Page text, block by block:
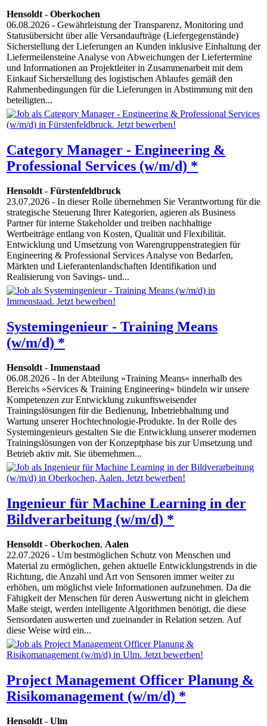
Hensoldt- Oberkochen
06.08.2026 - Gewährleistung der Transparenz, Monitoring und
Statusübersicht über alle Versandaufträge (Liefergegenstände)
Sicherstellung der Lieferungen an Kunden inklusive Einhaltung der
Liefermeilensteine Analyse von Abweichungen der Liefertermine
und Informationen an Projektleiter in Zusammenarbeit mit dem
Einkauf Sicherstellung des logistischen Ablaufes gemäß den
Rahmenbedingungen für die Lieferungen in Abstimmung mit den
beteiligten...
Category Manager - Engineering &
Professional Services (w/m/d) *
Hensoldt- Fürstenfeldbruck
23.07.2026 - In dieser Rolle übernehmen Sie Verantwortung für die
strategische Steuerung Ihrer Kategorien, agieren als Business
Partner für interne Stakeholder und treiben nachhaltige
Wertbeiträge entlang von Kosten, Qualität und Flexibilität.
Entwicklung und Umsetzung von Warengruppenstrategien für
Engineering & Professional Services Analyse von Bedarfen,
Märkten und Lieferantenlandschaften Identifikation und
Realisierung von Savings- und...
Systemingenieur - Training Means
(w/m/d) *
Hensoldt- Immenstaad
06.08.2026 - In der Abteilung »Training Means« innerhalb des
Bereichs »Services & Training Engineering« bündeln wir unsere
Kompetenzen zur Entwicklung zukunftsweisender
Trainingslösungen für die Bedienung, Inbetriebhaltung und
Wartung unserer Hochtechnologie-Produkte. In der Rolle des
Systemingenieurs gestalten Sie die Entwicklung unserer modernen
Trainingslösungen von der Konzeptphase bis zur Umsetzung und
Betrieb aktiv mit. Sie übernehmen...
Ingenieur für Machine Learning in der
Bildverarbeitung (w/m/d) *
Hensoldt- Oberkochen, Aalen
22.07.2026 - Um bestmöglichen Schutz von Menschen und
Material zu ermöglichen, gehen aktuelle Entwicklungstrends in die
Richtung, die Anzahl und Art von Sensoren immer weiter zu
erhöhen, um möglichst viele Informationen aufzunehmen. Da die
Fähigkeit der Menschen für deren Auswertung nicht in gleichem
Maße steigt, werden intelligente Algorithmen benötigt, die diese
Sensordaten auswerten und zueinander in Relation setzen. Auf
diese Weise wird ein...
Project Management Officer Planung &
Risikomanagement (w/m/d) *
Hensoldt- Ulm